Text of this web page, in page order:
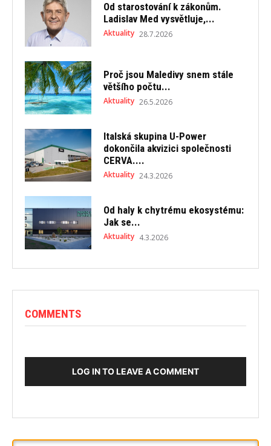
Od starostování k zákonům.
Ladislav Med vysvětluje,...
Aktuality 28.7.2026
Proč jsou Maledivy snem stále
většího počtu...
Aktuality 26.5.2026
Italská skupina U-Power
dokončila akvizici společnosti
CERVA....
Aktuality 24.3.2026
Od haly k chytrému ekosystému:
Jak se...
Aktuality 4.3.2026
COMMENTS
LOG IN TO LEAVE A COMMENT